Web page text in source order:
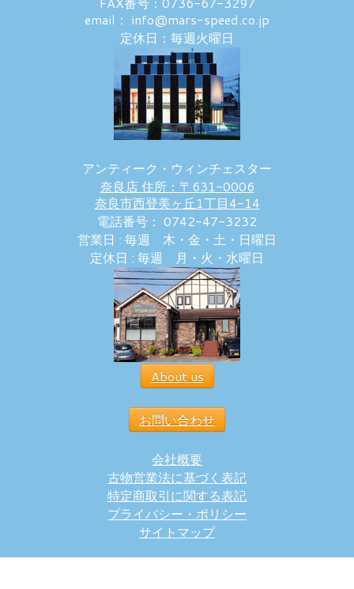
email： info@mars-speed.co.jp
定休日：毎週火曜日
アンティーク・ウィンチェスター
奈良店 住所：〒631-0006
奈良市西登美ヶ丘1丁目4-14
電話番号： 0742-47-3232
営業日 : 毎週 木・金・土・日曜日
定休日 : 毎週 月・火・水曜日
About us
お問い合わせ
会社概要
古物営業法に基づく表記
特定商取引に関する表記
プライバシー・ポリシー
サイトマップ